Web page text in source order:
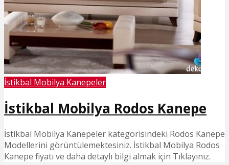
İstikbal Mobilya Kanepeler
İstikbal Mobilya Rodos Kanepe
İstikbal Mobilya Kanepeler kategorisindeki Rodos Kanepe
Modellerini görüntülemektesiniz. İstikbal Mobilya Rodos
Kanepe fiyatı ve daha detaylı bilgi almak için Tıklayınız.